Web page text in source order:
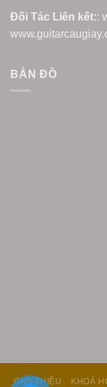
Đối Tác Liên kết::
BẢN ĐỒ
GIỚI THIỆU KHOÁ